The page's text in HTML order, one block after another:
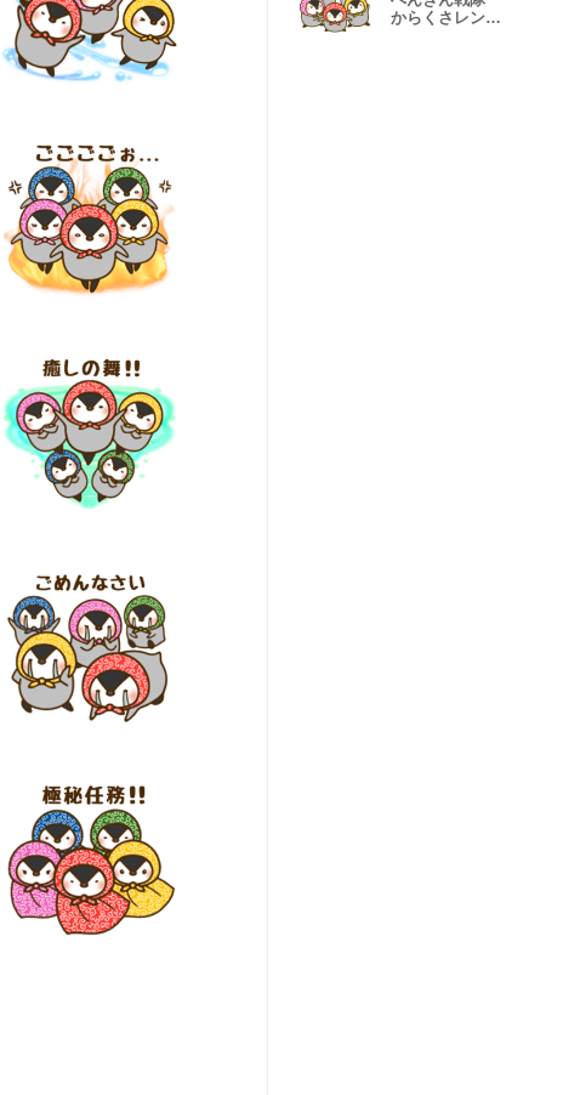
からくさレンジ